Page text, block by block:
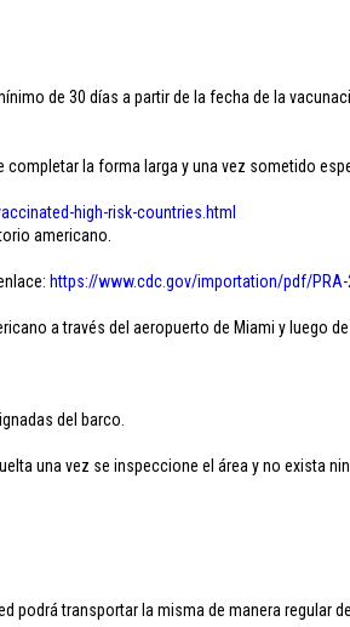
de 30 días a partir de la fecha de la
completar la forma larga y una vez sometido
high-risk-countries.html
americano.
https://www.cdc.gov/importation/pdf/PRA-
a través del aeropuerto de Miami y luego
del barco.
una vez se inspeccione el área y no exista
transportar la misma de manera regular